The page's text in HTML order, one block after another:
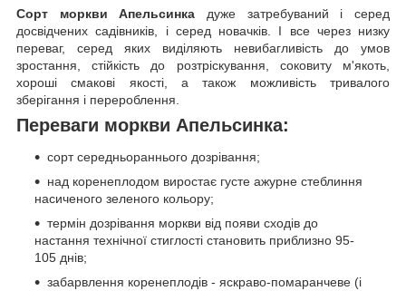
Сорт моркви Апельсинка дуже затребуваний і серед
досвідчених садівників, і серед новачків. І все через низку
переваг, серед яких виділяють невибагливість до умов
зростання, стійкість до розтріскування, соковиту м'якоть,
хороші смакові якості, а також можливість тривалого
зберігання і перероблення.
Переваги моркви Апельсинка:
сорт середньораннього дозрівання;
над коренеплодом виростає густе ажурне стеблиння
насиченого зеленого кольору;
термін дозрівання моркви від появи сходів до
настання технічної стиглості становить приблизно 95-
105 днів;
забарвлення коренеплодів - яскраво-помаранчеве (і